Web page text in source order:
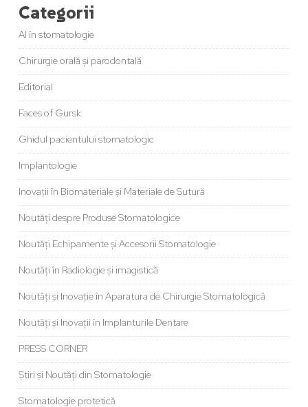
Categorii
AI în stomatologie
Chirurgie orală și parodontală
Editorial
Faces of Gursk
Ghidul pacientului stomatologic
Implantologie
Inovații în Biomateriale și Materiale de Sutură
Noutăți despre Produse Stomatologice
Noutăți Echipamente și Accesorii Stomatologie
Noutăți în Radiologie și imagistică
Noutăți și Inovație în Aparatura de Chirurgie Stomatologică
Noutăți și Inovații în Implanturile Dentare
PRESS CORNER
Știri și Noutăți din Stomatologie
Stomatologie protetică